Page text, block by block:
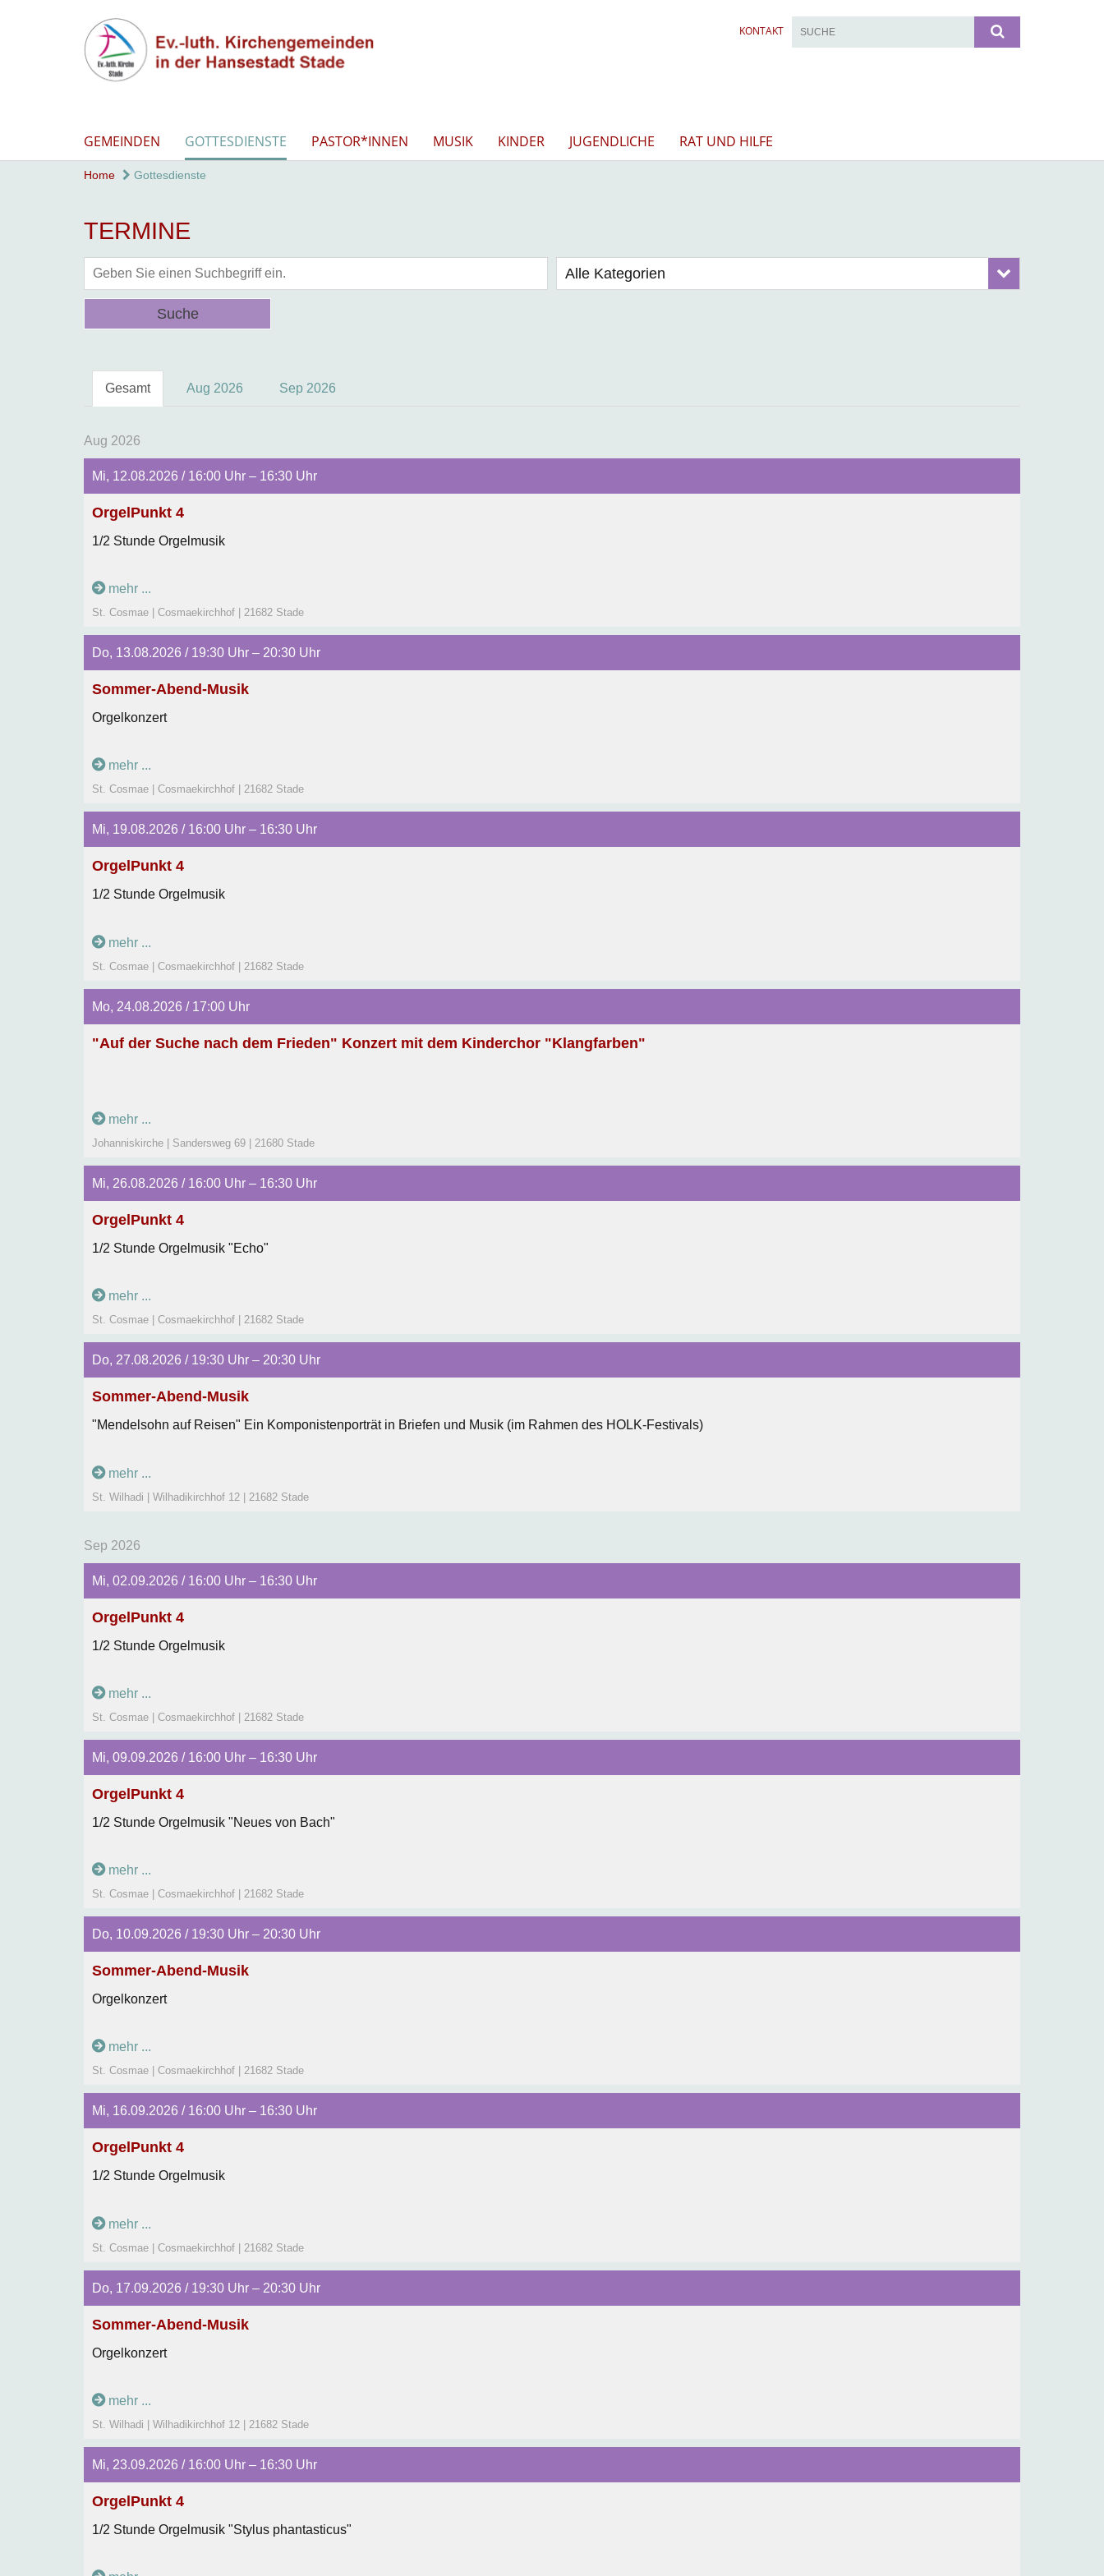
KONTAKT
GEMEINDEN GOTTESDIENSTE PASTOR*INNEN MUSIK KINDER JUGENDLICHE RAT UND HILFE
Home Gottesdienste
TERMINE
Alle Kategorien
Suche
Gesamt Aug 2026 Sep 2026
Aug 2026
Mi, 12.08.2026 / 16:00 Uhr – 16:30 Uhr
OrgelPunkt 4
1/2 Stunde Orgelmusik
mehr ...
St. Cosmae | Cosmaekirchhof | 21682 Stade
Do, 13.08.2026 / 19:30 Uhr – 20:30 Uhr
Sommer-Abend-Musik
Orgelkonzert
mehr ...
St. Cosmae | Cosmaekirchhof | 21682 Stade
Mi, 19.08.2026 / 16:00 Uhr – 16:30 Uhr
OrgelPunkt 4
1/2 Stunde Orgelmusik
mehr ...
St. Cosmae | Cosmaekirchhof | 21682 Stade
Mo, 24.08.2026 / 17:00 Uhr
"Auf der Suche nach dem Frieden" Konzert mit dem Kinderchor "Klangfarben"
mehr ...
Johanniskirche | Sandersweg 69 | 21680 Stade
Mi, 26.08.2026 / 16:00 Uhr – 16:30 Uhr
OrgelPunkt 4
1/2 Stunde Orgelmusik "Echo"
mehr ...
St. Cosmae | Cosmaekirchhof | 21682 Stade
Do, 27.08.2026 / 19:30 Uhr – 20:30 Uhr
Sommer-Abend-Musik
"Mendelsohn auf Reisen" Ein Komponistenporträt in Briefen und Musik (im Rahmen des HOLK-Festivals)
mehr ...
St. Wilhadi | Wilhadikirchhof 12 | 21682 Stade
Sep 2026
Mi, 02.09.2026 / 16:00 Uhr – 16:30 Uhr
OrgelPunkt 4
1/2 Stunde Orgelmusik
mehr ...
St. Cosmae | Cosmaekirchhof | 21682 Stade
Mi, 09.09.2026 / 16:00 Uhr – 16:30 Uhr
OrgelPunkt 4
1/2 Stunde Orgelmusik "Neues von Bach"
mehr ...
St. Cosmae | Cosmaekirchhof | 21682 Stade
Do, 10.09.2026 / 19:30 Uhr – 20:30 Uhr
Sommer-Abend-Musik
Orgelkonzert
mehr ...
St. Cosmae | Cosmaekirchhof | 21682 Stade
Mi, 16.09.2026 / 16:00 Uhr – 16:30 Uhr
OrgelPunkt 4
1/2 Stunde Orgelmusik
mehr ...
St. Cosmae | Cosmaekirchhof | 21682 Stade
Do, 17.09.2026 / 19:30 Uhr – 20:30 Uhr
Sommer-Abend-Musik
Orgelkonzert
mehr ...
St. Wilhadi | Wilhadikirchhof 12 | 21682 Stade
Mi, 23.09.2026 / 16:00 Uhr – 16:30 Uhr
OrgelPunkt 4
1/2 Stunde Orgelmusik "Stylus phantasticus"